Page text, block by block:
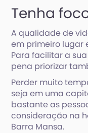
Tenha
A qualidade de
em primeiro lugar
Para facilitar a
pena priorizar
Perder muito
seja em uma
bastante as
consideração na
Barra Mansa.